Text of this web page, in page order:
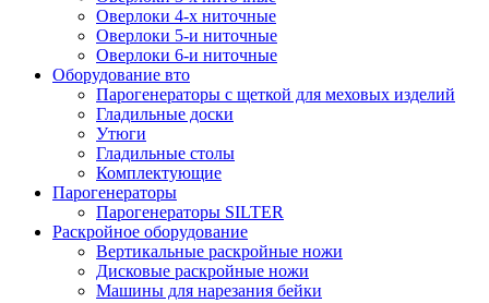
Оверлоки 4-х ниточные
Оверлоки 5-и ниточные
Оверлоки 6-и ниточные
Оборудование вто
Парогенераторы с щеткой для меховых изделий
Гладильные доски
Утюги
Гладильные столы
Комплектующие
Парогенераторы
Парогенераторы SILTER
Раскройное оборудование
Вертикальные раскройные ножи
Дисковые раскройные ножи
Машины для нарезания бейки